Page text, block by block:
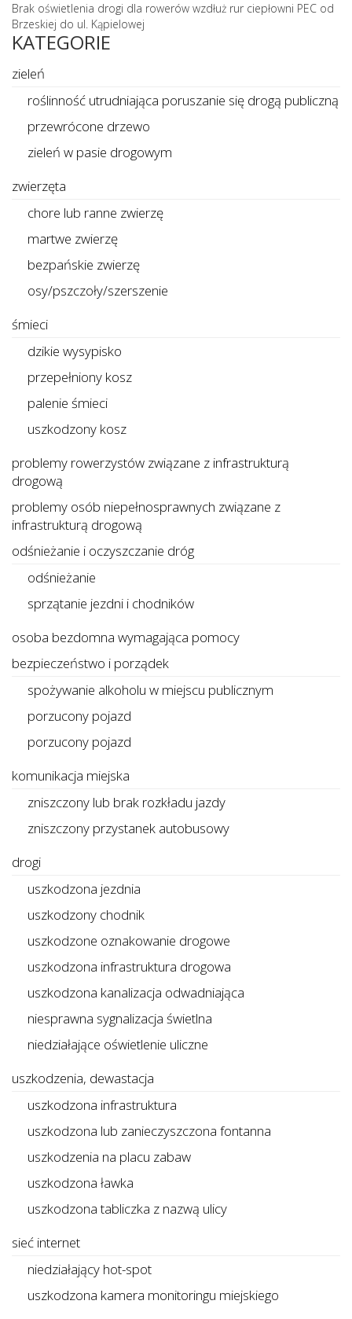
Brak oświetlenia drogi dla rowerów wzdłuż rur ciepłowni PEC od
Brzeskiej do ul. Kąpielowej
KATEGORIE
zieleń
roślinność utrudniająca poruszanie się drogą publiczną
przewrócone drzewo
zieleń w pasie drogowym
zwierzęta
chore lub ranne zwierzę
martwe zwierzę
bezpańskie zwierzę
osy/pszczoły/szerszenie
śmieci
dzikie wysypisko
przepełniony kosz
palenie śmieci
uszkodzony kosz
problemy rowerzystów związane z infrastrukturą
drogową
problemy osób niepełnosprawnych związane z
infrastrukturą drogową
odśnieżanie i oczyszczanie dróg
odśnieżanie
sprzątanie jezdni i chodników
osoba bezdomna wymagająca pomocy
bezpieczeństwo i porządek
spożywanie alkoholu w miejscu publicznym
porzucony pojazd
porzucony pojazd
komunikacja miejska
zniszczony lub brak rozkładu jazdy
zniszczony przystanek autobusowy
drogi
uszkodzona jezdnia
uszkodzony chodnik
uszkodzone oznakowanie drogowe
uszkodzona infrastruktura drogowa
uszkodzona kanalizacja odwadniająca
niesprawna sygnalizacja świetlna
niedziałające oświetlenie uliczne
uszkodzenia, dewastacja
uszkodzona infrastruktura
uszkodzona lub zanieczyszczona fontanna
uszkodzenia na placu zabaw
uszkodzona ławka
uszkodzona tabliczka z nazwą ulicy
sieć internet
niedziałający hot-spot
uszkodzona kamera monitoringu miejskiego